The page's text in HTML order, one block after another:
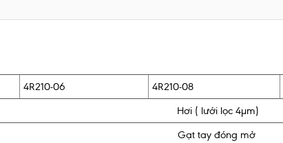
4R210-06 4R210-08
Hơi ( lưới lọc 4µm)
Gạt tay đóng mở